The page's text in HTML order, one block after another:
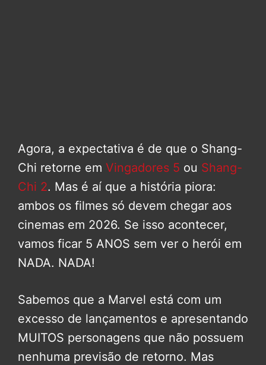
Agora, a expectativa é de que o Shang-
Chi retorne em Vingadores 5 ou Shang-
Chi 2. Mas é aí que a história piora:
ambos os filmes só devem chegar aos
cinemas em 2026. Se isso acontecer,
vamos ficar 5 ANOS sem ver o herói em
NADA. NADA!
Sabemos que a Marvel está com um
excesso de lançamentos e apresentando
MUITOS personagens que não possuem
nenhuma previsão de retorno. Mas